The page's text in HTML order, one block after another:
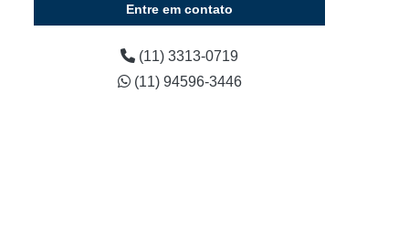
Curso para Manutenção de Celular
Curso Técnico Manutenção de Celular
de Celular
Entre em contato
(11) 3313-0719
(11) 94596-3446